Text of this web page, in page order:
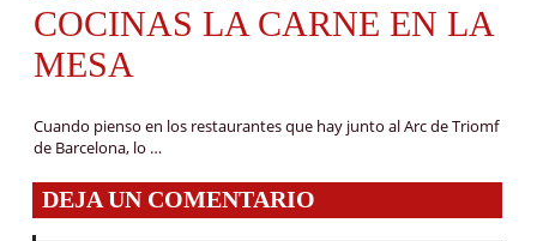
COCINAS LA CARNE EN LA
MESA
Cuando pienso en los restaurantes que hay junto al Arc de Triomf
de Barcelona, lo …
DEJA UN COMENTARIO